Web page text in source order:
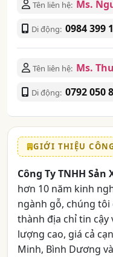
Tên liên hệ: Ms.
Di động: 0984 399
Tên liên hệ: Ms. Thu
Di động: 0792 050
GIỚI THIỆU
Công Ty TNHH
hơn 10 năm kinh
ngành gỗ, chúng
thành địa chỉ tin
lượng cao, giá cả
Minh, Bình Dương